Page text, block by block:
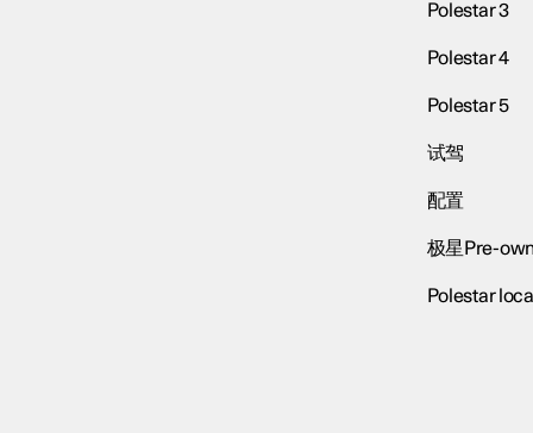
Polestar 3
Polestar 4
Polestar 5
试驾
配置
极星Pre-
Polestar